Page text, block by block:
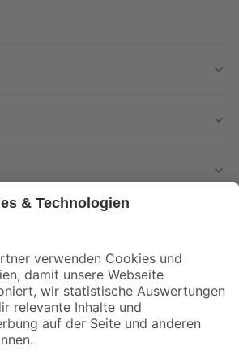
Angebote und Aktionen mehr verpassen!